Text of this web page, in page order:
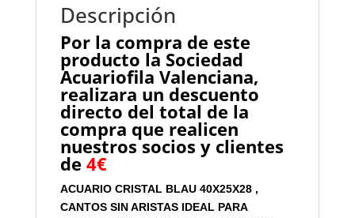
Descripción
Por la compra de este
producto la Sociedad
Acuariofila Valenciana,
realizara un descuento
directo del total de la
compra que realicen
nuestros socios y clientes
de 4€
ACUARIO CRISTAL BLAU 40X25X28 ,
CANTOS SIN ARISTAS IDEAL PARA